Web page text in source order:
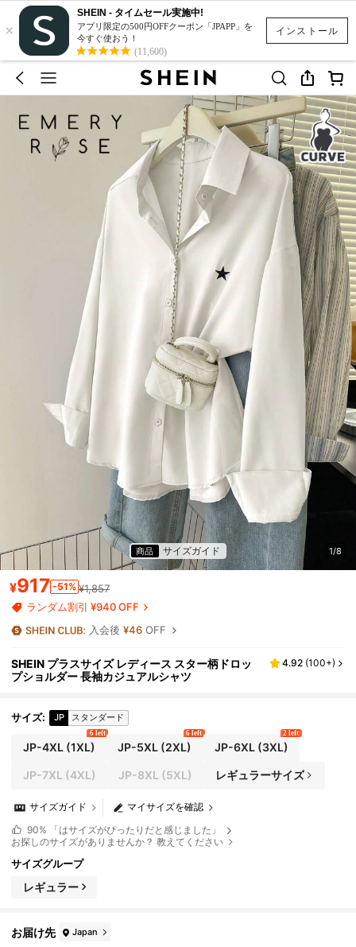
インストール
×
SHEIN - タイムセール実施中!
アプリ限定の500円OFFクーポン「JPAPP」を
今すぐ使おう！
(11,600)
商品 サイズガイド 1/8
¥917 -51% ¥1,857
ランダム割引 ¥940 OFF
入会後¥46 OFF
SHEIN プラスサイズ レディース スター柄ドロッ
プショルダー 長袖カジュアルシャツ
4.92 (100+)
サイズ: JP スタンダード
JP-4XL(1XL)
6 left
JP-5XL (2XL)
6 left
JP-6XL(3XL)
2 left
JP-7XL (4XL) JP-8XL (5XL) レギュラーサイズ
マイサイズを確認
サイズガイド
90% 「はサイズがぴったりだと感じました」
お探しのサイズがありませんか？ 教えてください
サイズグループ
レギュラー
お届け先 Japan